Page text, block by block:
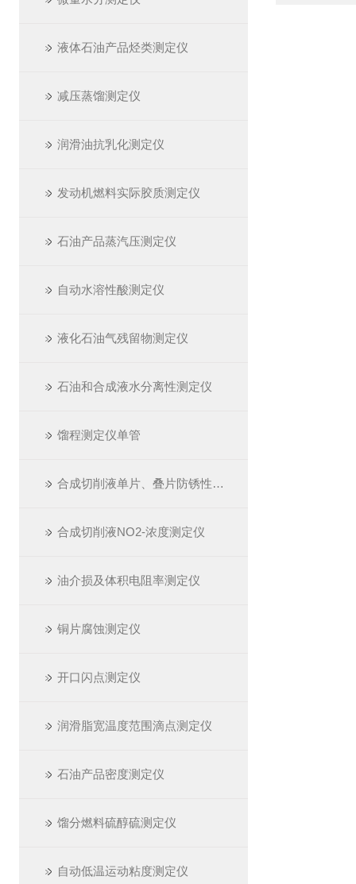
液体石油产品烃类测定仪
减压蒸馏测定仪
润滑油抗乳化测定仪
发动机燃料实际胶质测定仪
石油产品蒸汽压测定仪
自动水溶性酸测定仪
液化石油气残留物测定仪
石油和合成液水分离性测定仪
馏程测定仪单管
合成切削液单片、叠片防锈性测定仪
合成切削液NO2-浓度测定仪
油介损及体积电阻率测定仪
铜片腐蚀测定仪
开口闪点测定仪
润滑脂宽温度范围滴点测定仪
石油产品密度测定仪
馏分燃料硫醇硫测定仪
自动低温运动粘度测定仪